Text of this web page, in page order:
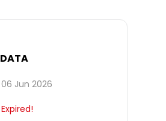
DATA
06 Jun 2026
Expired!